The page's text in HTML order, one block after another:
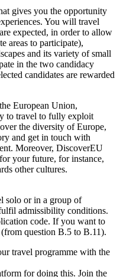
gives you the opportunity
You will travel
expected, in order to allow
areas to participate),
and its variety of small
in the two candidacy
candidates are rewarded
European Union,
to travel to fully exploit
the diversity of Europe,
and get in touch with
Moreover, DiscoverEU
your future, for instance,
other cultures.
solo or in a group of
admissibility conditions.
code. If you want to
question B.5 to B.11).
travel programme with the
for doing this. Join the